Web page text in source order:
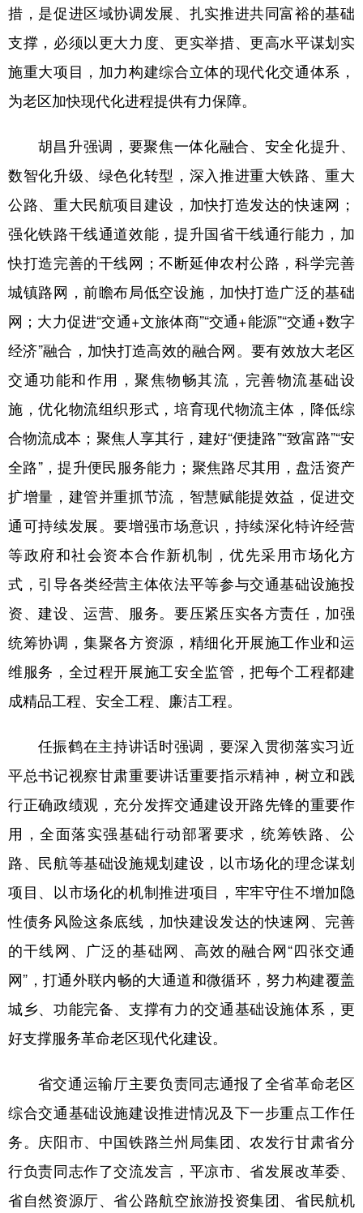
措，是促进区域协调发展、扎实推进共同富裕的基础
支撑，必须以更大力度、更实举措、更高水平谋划实
施重大项目，加力构建综合立体的现代化交通体系，
为老区加快现代化进程提供有力保障。
胡昌升强调，要聚焦一体化融合、安全化提升、
数智化升级、绿色化转型，深入推进重大铁路、重大
公路、重大民航项目建设，加快打造发达的快速网；
强化铁路干线通道效能，提升国省干线通行能力，加
快打造完善的干线网；不断延伸农村公路，科学完善
城镇路网，前瞻布局低空设施，加快打造广泛的基础
网；大力促进“交通+文旅体商”“交通+能源”“交通+数字
经济”融合，加快打造高效的融合网。要有效放大老区
交通功能和作用，聚焦物畅其流，完善物流基础设
施，优化物流组织形式，培育现代物流主体，降低综
合物流成本；聚焦人享其行，建好“便捷路”“致富路”“安
全路”，提升便民服务能力；聚焦路尽其用，盘活资产
扩增量，建管并重抓节流，智慧赋能提效益，促进交
通可持续发展。要增强市场意识，持续深化特许经营
等政府和社会资本合作新机制，优先采用市场化方
式，引导各类经营主体依法平等参与交通基础设施投
资、建设、运营、服务。要压紧压实各方责任，加强
统筹协调，集聚各方资源，精细化开展施工作业和运
维服务，全过程开展施工安全监管，把每个工程都建
成精品工程、安全工程、廉洁工程。
任振鹤在主持讲话时强调，要深入贯彻落实习近
平总书记视察甘肃重要讲话重要指示精神，树立和践
行正确政绩观，充分发挥交通建设开路先锋的重要作
用，全面落实强基础行动部署要求，统筹铁路、公
路、民航等基础设施规划建设，以市场化的理念谋划
项目、以市场化的机制推进项目，牢牢守住不增加隐
性债务风险这条底线，加快建设发达的快速网、完善
的干线网、广泛的基础网、高效的融合网“四张交通
网”，打通外联内畅的大通道和微循环，努力构建覆盖
城乡、功能完备、支撑有力的交通基础设施体系，更
好支撑服务革命老区现代化建设。
省交通运输厅主要负责同志通报了全省革命老区
综合交通基础设施建设推进情况及下一步重点工作任
务。庆阳市、中国铁路兰州局集团、农发行甘肃省分
行负责同志作了交流发言，平凉市、省发展改革委、
省自然资源厅、省公路航空旅游投资集团、省民航机